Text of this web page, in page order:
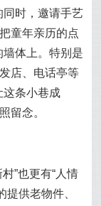
同时，邀请手艺
童年亲历的点
体上。特别是
店、电话亭等
这条小巷成
留念。
”也更有“人情
提供老物件、